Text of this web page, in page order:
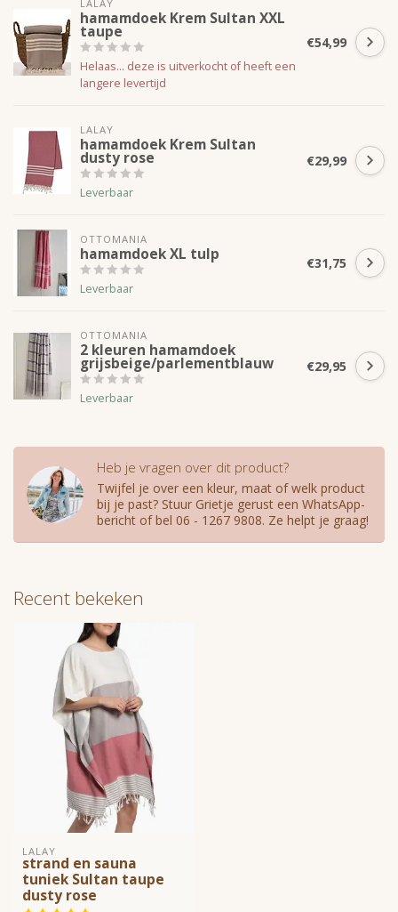
LALAY
hamamdoek Krem Sultan XXL
taupe
Helaas... deze is uitverkocht of heeft een
langere levertijd
€54,99
LALAY
hamamdoek Krem Sultan
dusty rose
Leverbaar
€29,99
OTTOMANIA
hamamdoek XL tulp
Leverbaar
€31,75
OTTOMANIA
2 kleuren hamamdoek
grijsbeige/parlementblauw
Leverbaar
€29,95
Heb je vragen over dit product?
Twijfel je over een kleur, maat of welk product
bij je past? Stuur Grietje gerust een WhatsApp-
bericht of bel 06 - 1267 9808. Ze helpt je graag!
Recent bekeken
LALAY
strand en sauna
tuniek Sultan taupe
dusty rose